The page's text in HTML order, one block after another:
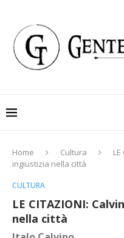
Home Cultura
ingiustizia nella città
CULTURA
LE CITAZIONI:
nella città